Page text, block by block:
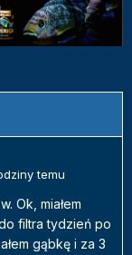
temu
Ok, miałem
filtra tydzień po
gąbkę i za 3